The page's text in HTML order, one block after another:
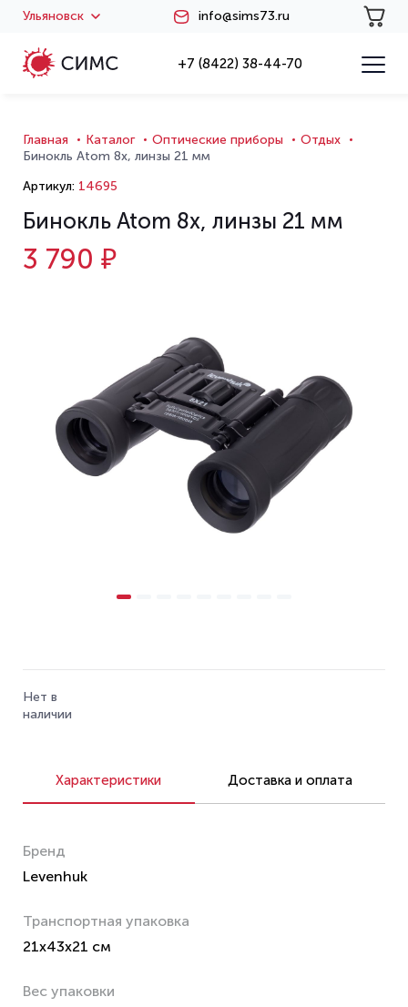
Ульяновск info@sims73.ru
+7 (8422) 38-44-70
Главная Каталог Оптические приборы
Отдых
Бинокль Atom 8x, линзы 21 мм
Артикул: 14695
Бинокль Atom 8x, линзы 21 мм
3 790 ₽
Нет в
наличии
Характеристики Доставка и оплата
Бренд
Levenhuk
Транспортная упаковка
21x43x21 см
Вес упаковки